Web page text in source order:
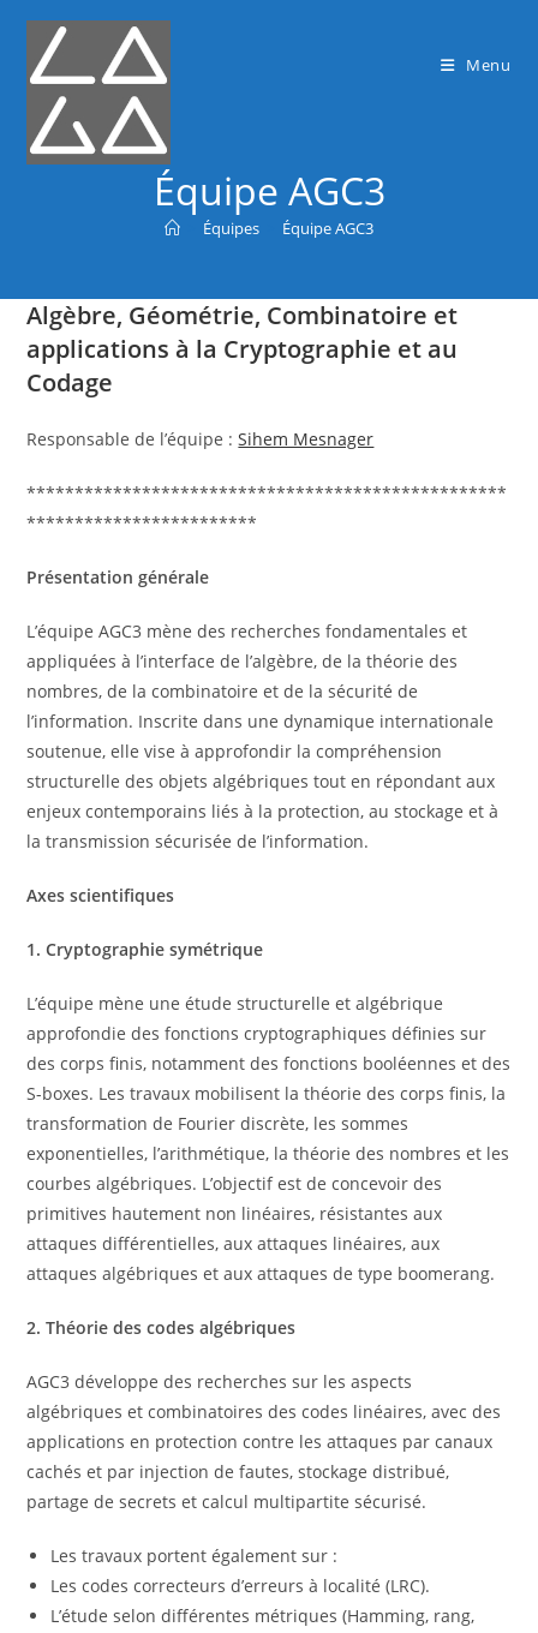
Menu
Équipe AGC3
Équipes Équipe AGC3
Algèbre, Géométrie, Combinatoire et
applications à la Cryptographie et au
Codage
Responsable de l’équipe :Sihem Mesnager
**************************************************
************************
Présentation générale
L’équipe AGC3 mène des recherches fondamentales et
appliquées à l’interface de l’algèbre, de la théorie des
nombres, de la combinatoire et de la sécurité de
l’information. Inscrite dans une dynamique internationale
soutenue, elle vise à approfondir la compréhension
structurelle des objets algébriques tout en répondant aux
enjeux contemporains liés à la protection, au stockage et à
la transmission sécurisée de l’information.
Axes scientifiques
1. Cryptographie symétrique
L’équipe mène une étude structurelle et algébrique
approfondie des fonctions cryptographiques définies sur
des corps finis, notamment des fonctions booléennes et des
S-boxes. Les travaux mobilisent la théorie des corps finis, la
transformation de Fourier discrète, les sommes
exponentielles, l’arithmétique, la théorie des nombres et les
courbes algébriques. L’objectif est de concevoir des
primitives hautement non linéaires, résistantes aux
attaques différentielles, aux attaques linéaires, aux
attaques algébriques et aux attaques de type boomerang.
2. Théorie des codes algébriques
AGC3 développe des recherches sur les aspects
algébriques et combinatoires des codes linéaires, avec des
applications en protection contre les attaques par canaux
cachés et par injection de fautes, stockage distribué,
partage de secrets et calcul multipartite sécurisé.
Les travaux portent également sur :
Les codes correcteurs d’erreurs à localité (LRC).
L’étude selon différentes métriques (Hamming, rang,